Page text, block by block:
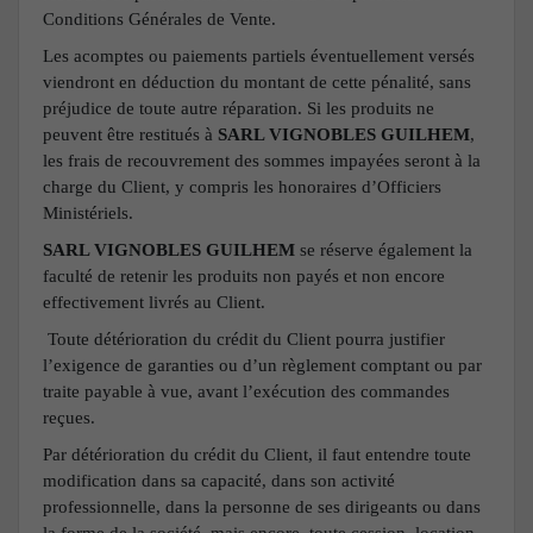
Conditions Générales de Vente.
Les acomptes ou paiements partiels éventuellement versés
viendront en déduction du montant de cette pénalité, sans
préjudice de toute autre réparation. Si les produits ne
peuvent être restitués à SARL VIGNOBLES GUILHEM,
les frais de recouvrement des sommes impayées seront à la
charge du Client, y compris les honoraires d’Officiers
Ministériels.
SARL VIGNOBLES GUILHEM se réserve également la
faculté de retenir les produits non payés et non encore
effectivement livrés au Client.
Toute détérioration du crédit du Client pourra justifier
l’exigence de garanties ou d’un règlement comptant ou par
traite payable à vue, avant l’exécution des commandes
reçues.
Par détérioration du crédit du Client, il faut entendre toute
modification dans sa capacité, dans son activité
professionnelle, dans la personne de ses dirigeants ou dans